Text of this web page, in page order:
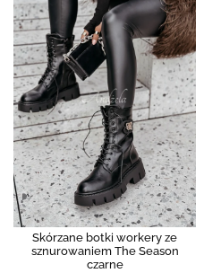
Skórzane botki workery ze
sznurowaniem The Season
czarne